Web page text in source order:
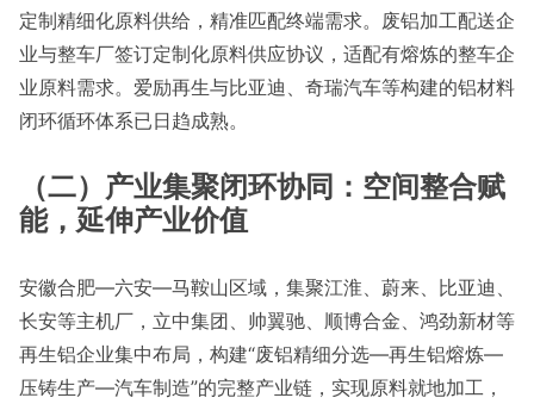
定制精细化原料供给，精准匹配终端需求。废铝加工配送企
业与整车厂签订定制化原料供应协议，适配有熔炼的整车企
业原料需求。爱励再生与比亚迪、奇瑞汽车等构建的铝材料
闭环循环体系已日趋成熟。
（二）产业集聚闭环协同：空间整合赋
能，延伸产业价值
安徽合肥—六安—马鞍山区域，集聚江淮、蔚来、比亚迪、
长安等主机厂，立中集团、帅翼驰、顺博合金、鸿劲新材等
再生铝企业集中布局，构建“废铝精细分选—再生铝熔炼—
压铸生产—汽车制造”的完整产业链，实现原料就地加工，